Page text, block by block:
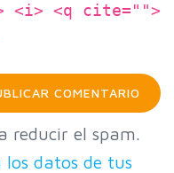
<i> <q cite="">
reducir el spam.
los datos de tus